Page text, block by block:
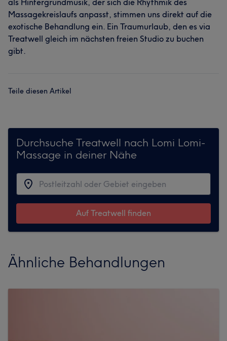
als Hintergrundmusik, der sich die Rhythmik des
Massagekreislaufs anpasst, stimmen uns direkt auf die
exotische Behandlung ein. Ein Traumurlaub, den es via
Treatwell gleich im nächsten freien Studio zu buchen
gibt.
Teile diesen Artikel
Durchsuche Treatwell nach Lomi Lomi-
Massage in deiner Nähe
Auf Treatwell finden
Ähnliche Behandlungen